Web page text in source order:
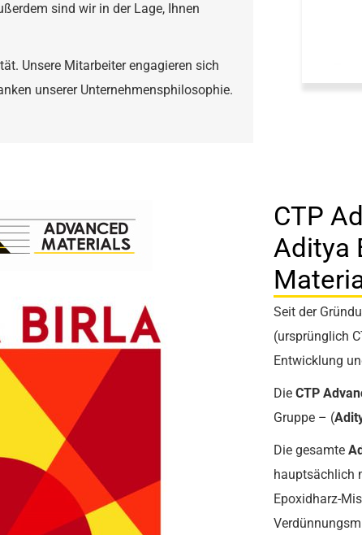
sind wir in der Lage, Ihnen
Unsere Mitarbeiter engagieren sich
unserer Unternehmensphilosophie.
CTP
Aditya
Seit der
(ursprünglich
Entwicklung
Die CTP
Gruppe – (
Die gesamte
hauptsächlich
Epoxidharz-